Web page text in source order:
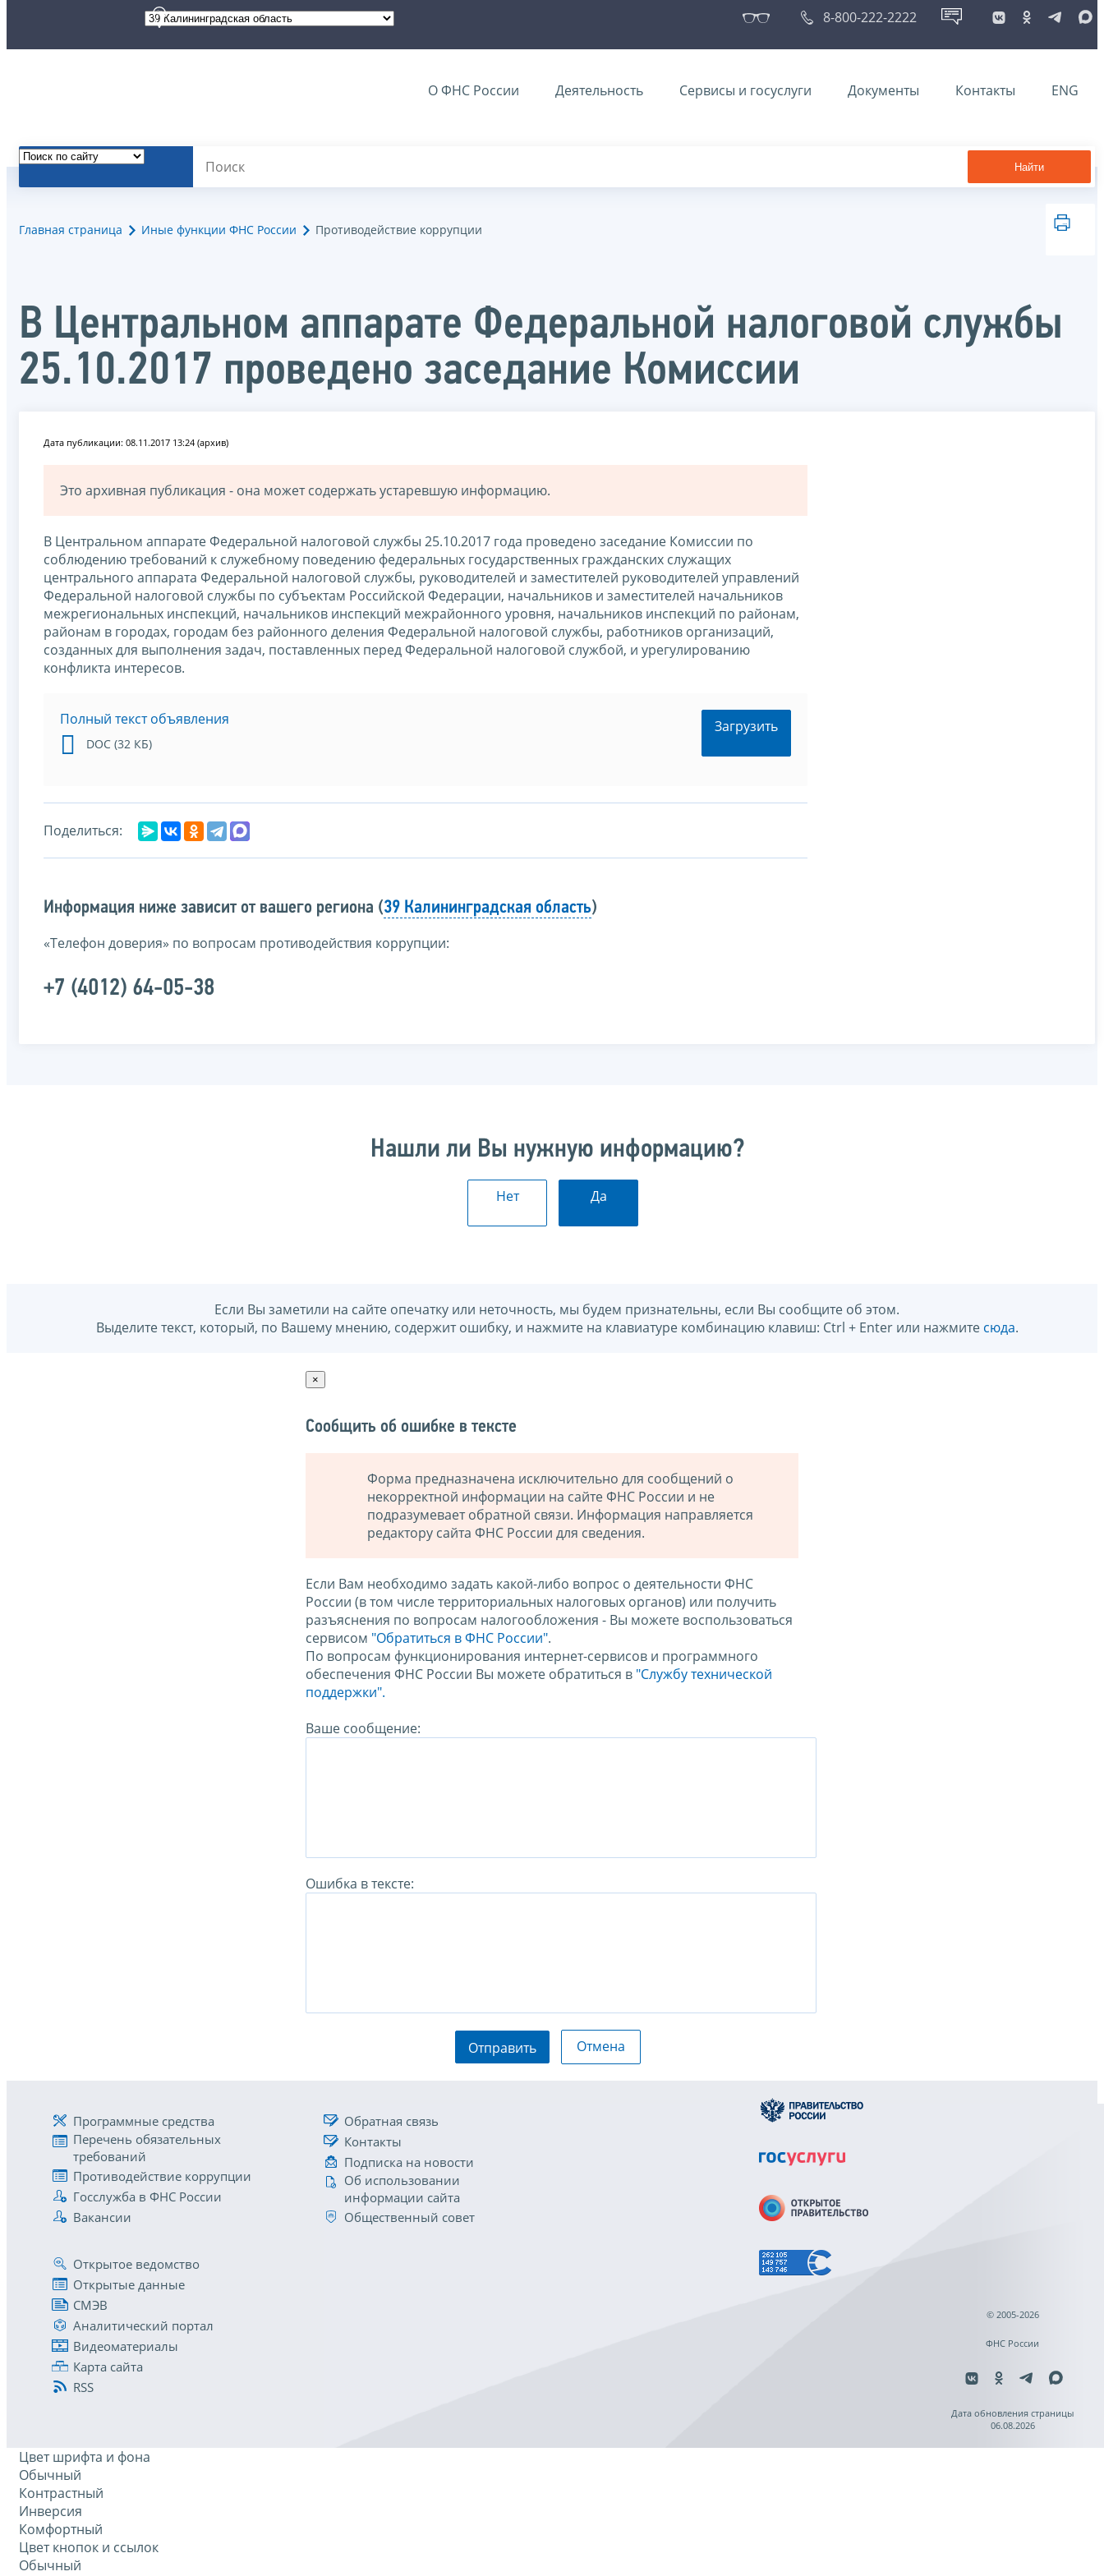
8-800-222-2222
О ФНС России Деятельность Сервисы и госуслуги Документы Контакты ENG
Найти
Главная страница Иные функции ФНС России Противодействие коррупции
В Центральном аппарате Федеральной налоговой службы
25.10.2017 проведено заседание Комиссии
Дата публикации: 08.11.2017 13:24 (архив)
Это архивная публикация - она может содержать устаревшую информацию.
В Центральном аппарате Федеральной налоговой службы 25.10.2017 года проведено заседание Комиссии по
соблюдению требований к служебному поведению федеральных государственных гражданских служащих
центрального аппарата Федеральной налоговой службы, руководителей и заместителей руководителей управлений
Федеральной налоговой службы по субъектам Российской Федерации, начальников и заместителей начальников
межрегиональных инспекций, начальников инспекций межрайонного уровня, начальников инспекций по районам,
районам в городах, городам без районного деления Федеральной налоговой службы, работников организаций,
созданных для выполнения задач, поставленных перед Федеральной налоговой службой, и урегулированию
конфликта интересов.
Полный текст объявления
DOC (32 КБ)
Загрузить
Поделиться:
Информация ниже зависит от вашего региона (39 Калининградская область)
«Телефон доверия» по вопросам противодействия коррупции:
+7 (4012) 64-05-38
Нашли ли Вы нужную информацию?
Нет Да
Если Вы заметили на сайте опечатку или неточность, мы будем признательны, если Вы сообщите об этом.
Выделите текст, который, по Вашему мнению, содержит ошибку, и нажмите на клавиатуре комбинацию клавиш: Ctrl + Enter или нажмите сюда.
×
Сообщить об ошибке в тексте
Форма предназначена исключительно для сообщений о
некорректной информации на сайте ФНС России и не
подразумевает обратной связи. Информация направляется
редактору сайта ФНС России для сведения.
Если Вам необходимо задать какой-либо вопрос о деятельности ФНС
России (в том числе территориальных налоговых органов) или получить
разъяснения по вопросам налогообложения - Вы можете воспользоваться
сервисом "Обратиться в ФНС России".
По вопросам функционирования интернет-сервисов и программного
обеспечения ФНС России Вы можете обратиться в "Службу технической
поддержки".
Ваше сообщение:
Ошибка в тексте:
Отправить Отмена
Программные средства
Перечень обязательных
требований
Противодействие коррупции
Госслужба в ФНС России
Вакансии
Обратная связь
Контакты
Подписка на новости
Об использовании
информации сайта
Общественный совет
Открытое ведомство
Открытые данные
СМЭВ
Аналитический портал
Видеоматериалы
Карта сайта
RSS
© 2005-2026
ФНС России
Дата обновления страницы
06.08.2026
Цвет шрифта и фона
Обычный
Контрастный
Инверсия
Комфортный
Цвет кнопок и ссылок
Обычный